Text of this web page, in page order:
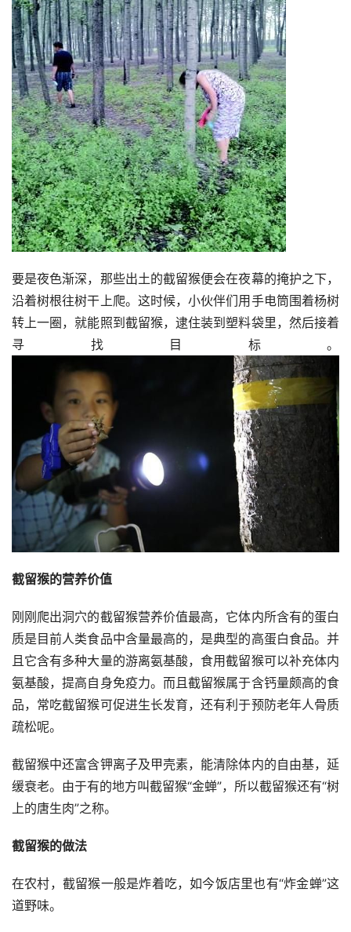
要是夜色渐深，那些出土的截留猴便会在夜幕的掩护之下，
沿着树根往树干上爬。这时候，小伙伴们用手电筒围着杨树
转上一圈，就能照到截留猴，逮住装到塑料袋里，然后接着
寻找目标。
截留猴的营养价值
刚刚爬出洞穴的截留猴营养价值最高，它体内所含有的蛋白
质是目前人类食品中含量最高的，是典型的高蛋白食品。并
且它含有多种大量的游离氨基酸，食用截留猴可以补充体内
氨基酸，提高自身免疫力。而且截留猴属于含钙量颇高的食
品，常吃截留猴可促进生长发育，还有利于预防老年人骨质
疏松呢。
截留猴中还富含钾离子及甲壳素，能清除体内的自由基，延
缓衰老。由于有的地方叫截留猴“金蝉”，所以截留猴还有“树
上的唐生肉”之称。
截留猴的做法
在农村，截留猴一般是炸着吃，如今饭店里也有“炸金蝉”这
道野味。